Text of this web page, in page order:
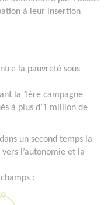
à leur insertion
la pauvreté sous
la 1ère campagne
à plus d’1 million de
un second temps la
l’autonomie et la
: